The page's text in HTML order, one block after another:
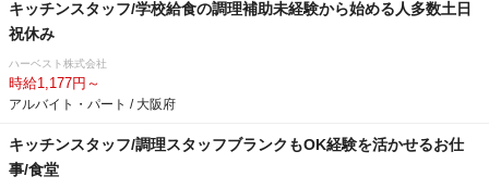
キッチンスタッフ/学校給食の調理補助未経験から始める人多数土日
祝休み
ハーベスト株式会社
時給1,177円～
アルバイト・パート / 大阪府
キッチンスタッフ/調理スタッフブランクもOK経験を活かせるお仕
事/食堂